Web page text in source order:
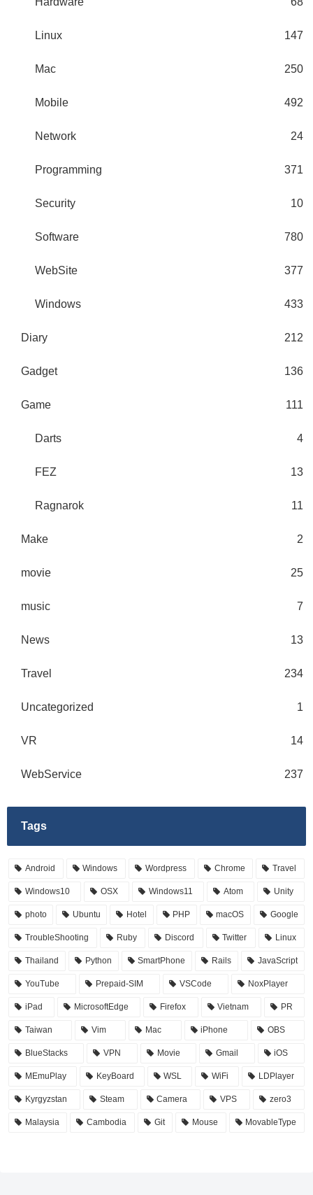
Linux 147
Mac 250
Mobile 492
Network 24
Programming 371
Security 10
Software 780
WebSite 377
Windows 433
Diary 212
Gadget 136
Game 111
Darts 4
FEZ 13
Ragnarok 11
Make 2
movie 25
music 7
News 13
Travel 234
Uncategorized 1
VR 14
WebService 237
Tags
Android Windows Wordpress Chrome Travel
Windows10 OSX Windows11 Atom Unity
photo Ubuntu Hotel PHP macOS Google
TroubleShooting Ruby Discord Twitter Linux
Thailand Python SmartPhone Rails JavaScript
YouTube Prepaid-SIM VSCode NoxPlayer
iPad MicrosoftEdge Firefox Vietnam PR
Taiwan Vim Mac iPhone OBS
BlueStacks VPN Movie Gmail iOS
MEmuPlay KeyBoard WSL WiFi LDPlayer
Kyrgyzstan Steam Camera VPS zero3
Malaysia Cambodia Git Mouse MovableType